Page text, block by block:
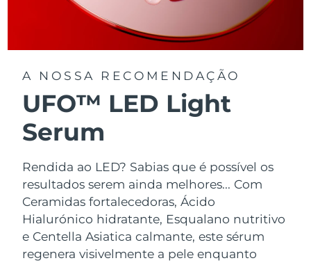
A NOSSA RECOMENDAÇÃO
UFO™ LED Light
Serum
Rendida ao LED? Sabias que é possível os
resultados serem ainda melhores... Com
Ceramidas fortalecedoras, Ácido
Hialurónico hidratante, Esqualano nutritivo
e Centella Asiatica calmante, este sérum
regenera visivelmente a pele enquanto